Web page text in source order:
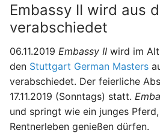
Embassy II wird aus
verabschiedet
06.11.2019 Embassy II wird im
den Stuttgart German Masters
verabschiedet. Der feierliche
17.11.2019 (Sonntags) statt.
und springt wie ein junges
Rentnerleben genießen dürfen.